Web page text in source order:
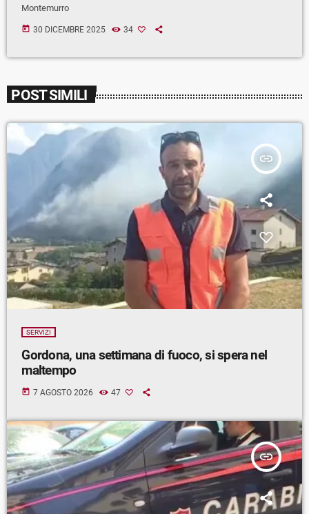
Montemurro
today 30 DICEMBRE 2025 34
POST SIMILI
insert_link
SERVIZI
Gordona, una settimana di fuoco, si spera nel
maltempo
today 7 AGOSTO 2026 47
insert_link